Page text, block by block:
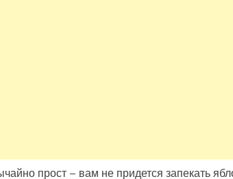
прост – вам не придется запекать